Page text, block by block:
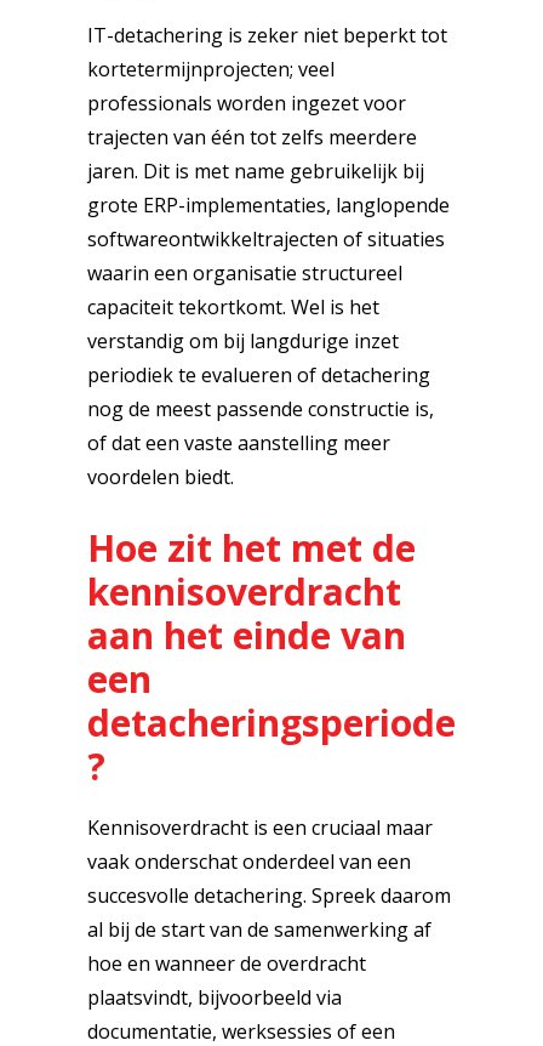
IT-detachering is zeker niet beperkt tot
kortetermijnprojecten; veel
professionals worden ingezet voor
trajecten van één tot zelfs meerdere
jaren. Dit is met name gebruikelijk bij
grote ERP-implementaties, langlopende
softwareontwikkeltrajecten of situaties
waarin een organisatie structureel
capaciteit tekortkomt. Wel is het
verstandig om bij langdurige inzet
periodiek te evalueren of detachering
nog de meest passende constructie is,
of dat een vaste aanstelling meer
voordelen biedt.
Hoe zit het met de
kennisoverdracht
aan het einde van
een
detacheringsperiode
?
Kennisoverdracht is een cruciaal maar
vaak onderschat onderdeel van een
succesvolle detachering. Spreek daarom
al bij de start van de samenwerking af
hoe en wanneer de overdracht
plaatsvindt, bijvoorbeeld via
documentatie, werksessies of een